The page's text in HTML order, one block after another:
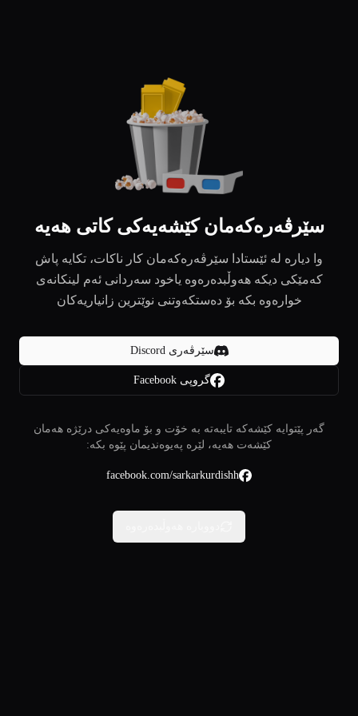
سێرڤەرەکەمان کێشەیەکی کاتی هەیە
وا دیارە لە ئێستادا سێرڤەرەکەمان کار ناکات، تکایە پاش
کەمێکی دیکە هەوڵبدەرەوە یاخود سەردانی ئەم لینکانەی
خوارەوە بکە بۆ دەستکەوتنی نوێترین زانیاریەکان
سێرڤەری Discord
گروپی Facebook
گەر پێتوایە کێشەکە تایبەتە بە خۆت و بۆ ماوەیەکی درێژە هەمان
کێشەت هەیە، لێرە پەیوەندیمان پێوە بکە:
facebook.com/sarkarkurdishh